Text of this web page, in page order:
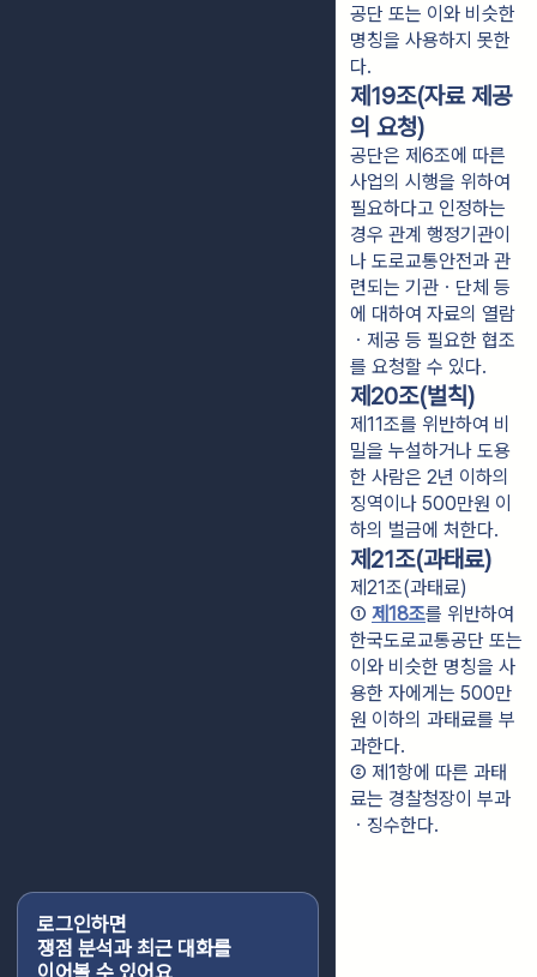
로그인하면
쟁점 분석과 최근 대화를
이어볼 수 있어요
공단 또는 이와 비슷한
명칭을 사용하지 못한
다.
제19조(자료 제공
의 요청)
공단은 제6조에 따른
사업의 시행을 위하여
필요하다고 인정하는
경우 관계 행정기관이
나 도로교통안전과 관
련되는 기관ㆍ단체 등
에 대하여 자료의 열람
ㆍ제공 등 필요한 협조
를 요청할 수 있다.
제20조(벌칙)
제11조를 위반하여 비
밀을 누설하거나 도용
한 사람은 2년 이하의
징역이나 500만원 이
하의 벌금에 처한다.
제21조(과태료)
제21조(과태료)
① 제18조를 위반하여
한국도로교통공단 또는
이와 비슷한 명칭을 사
용한 자에게는 500만
원 이하의 과태료를 부
과한다.
② 제1항에 따른 과태
료는 경찰청장이 부과
ㆍ징수한다.